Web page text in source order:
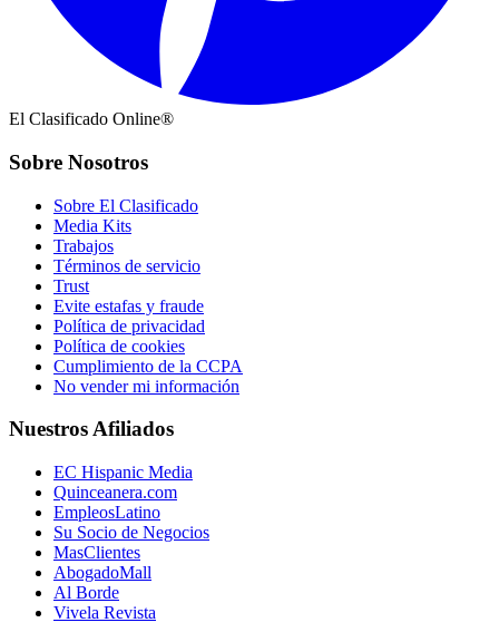
El Clasificado Online®
Sobre Nosotros
Sobre El Clasificado
Media Kits
Trabajos
Términos de servicio
Trust
Evite estafas y fraude
Política de privacidad
Política de cookies
Cumplimiento de la CCPA
No vender mi información
Nuestros Afiliados
EC Hispanic Media
Quinceanera.com
EmpleosLatino
Su Socio de Negocios
MasClientes
AbogadoMall
Al Borde
Vivela Revista